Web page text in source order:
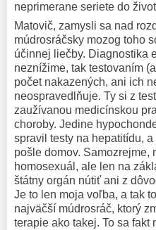
neprimerane seriete do
Matovič, zamysli sa nad
múdrosráčsky mozog toho
účinnej liečby. Diagnostika
neznížime, tak testovaním
počet nakazených, ani ich
neospravedlňuje. Ty si z
zaužívanou medicínskou
choroby. Jedine
spravil testy na hepatitídu,
pošle domov. Samozrejme,
homosexuál, ale len na
štátny orgán nútiť ani z
Je to len moja voľba, a tak
najväčší múdrosráč, ktorý
terapie ako takej. To sa